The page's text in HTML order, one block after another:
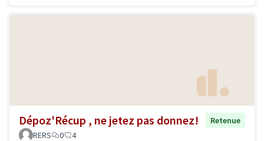
Dépoz'Récup , ne jetez pas donnez!
Retenue
RERS
0 4